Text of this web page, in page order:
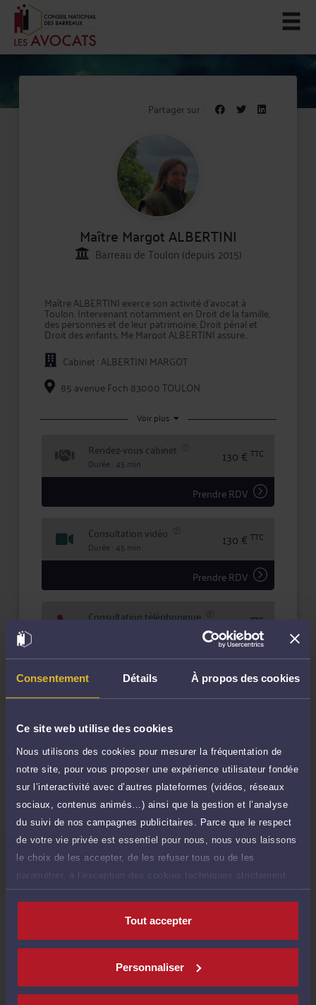
Consentement Détails À propos des cookies
Ce site web utilise des cookies
Nous utilisons des cookies pour mesurer la fréquentation de
notre site, pour vous proposer une expérience utilisateur fondée
sur l’interactivité avec d’autres plateformes (vidéos, réseaux
sociaux, contenus animés…) ainsi que la gestion et l’analyse
du suivi de nos campagnes publicitaires. Parce que le respect
de votre vie privée est essentiel pour nous, nous vous laissons
le choix de les accepter, de les refuser tous ou de les
paramétrer, à l’exception des cookies techniques strictement
nécessaires au fonctionnement du site.
Tout accepter
Personnaliser
Partager sur :
Maître Margot ALBERTINI
Barreau de Toulon (depuis 2015)
Maître ALBERTINI exerce son activité d'avocat à
Toulon. Intervenant notamment en Droit de la famille,
des personnes et de leur patrimoine, Droit pénal et
Droit des enfants, Me Margot ALBERTINI assure
auprès de ses clients un rôle de conseil et de
représentation en justice.
Maître ALBERTINI intervient à la fois comme conseil
en amont des conflits, et comme avocat chargé
d'assurer la défense de vos intérêts devant les
une procédure contre l'adversaire.
En prenant conseil ou en confiant la défense de vos
intérêts à Me ALBERTINI, vous bénéficiez d'une
écoute active, de compétences certifiées, et d'une
totale confidentialité dans le traitement de votre
dossier.
Cabinet : ALBERTINI MARGOT
85 avenue Foch 83000 TOULON
Voir plus
Rendez-vous cabinet
Durée : 45 min 130 € TTC
Prendre RDV
Consultation vidéo
Durée : 45 min 130 € TTC
Prendre RDV
Consultation téléphonique 130 €TTC
Demander un rappel
Question simple
de 1.000 caractères)
90 €
Poser une question
Consultation écrite
Etude de votre dossier + possibilité
d'ajout d'une pièce jointe
250 €
Consulter par écrit
Compétences
Droit immobilier